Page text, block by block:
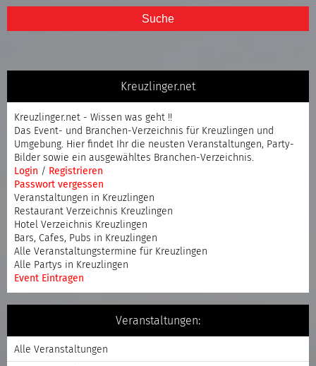
Suche
Kreuzlinger.net
Kreuzlinger.net - Wissen was geht !!
Das Event- und Branchen-Verzeichnis für Kreuzlingen und
Umgebung. Hier findet Ihr die neusten Veranstaltungen, Party-
Bilder sowie ein ausgewähltes Branchen-Verzeichnis.
Login / Registrieren
Passwort vergessen
Veranstaltungen in Kreuzlingen
Restaurant Verzeichnis Kreuzlingen
Hotel Verzeichnis Kreuzlingen
Bars, Cafes, Pubs in Kreuzlingen
Alle Veranstaltungstermine für Kreuzlingen
Alle Partys in Kreuzlingen
Event Eintragen
Veranstaltungen:
Alle Veranstaltungen